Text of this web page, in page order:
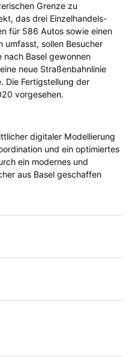
Grenze zu
das drei Einzelhandels-
für 586 Autos sowie einen
umfasst, sollen Besucher
nach Basel gewonnen
neue Straßenbahnlinie
Die Fertigstellung der
vorgesehen.
digitaler Modellierung
und ein optimiertes
ein modernes und
aus Basel geschaffen